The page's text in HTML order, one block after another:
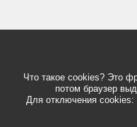
Что такое cookies? Это
потом браузер
Для отключения cookies: